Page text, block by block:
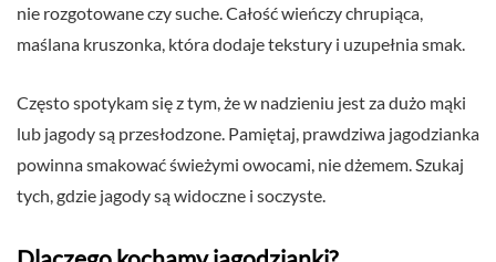
nie rozgotowane czy suche. Całość wieńczy chrupiąca,
maślana kruszonka, która dodaje tekstury i uzupełnia smak.
Często spotykam się z tym, że w nadzieniu jest za dużo mąki
lub jagody są przesłodzone. Pamiętaj, prawdziwa jagodzianka
powinna smakować świeżymi owocami, nie dżemem. Szukaj
tych, gdzie jagody są widoczne i soczyste.